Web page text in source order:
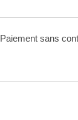
Paiement sans